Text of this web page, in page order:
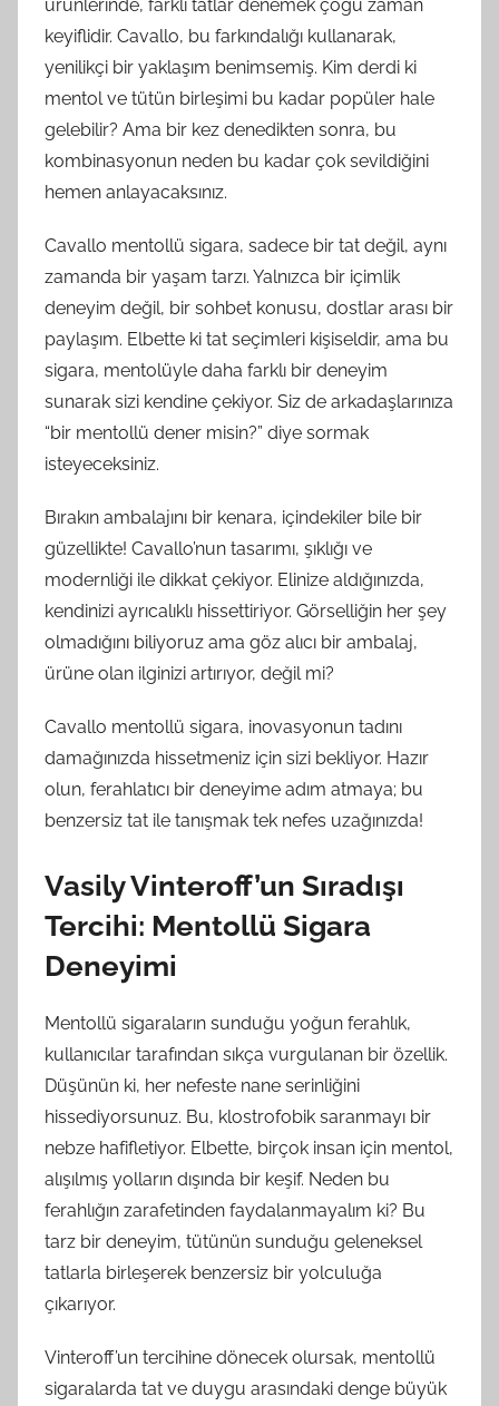
ürünlerinde, farklı tatlar denemek çoğu zaman
keyiflidir. Cavallo, bu farkındalığı kullanarak,
yenilikçi bir yaklaşım benimsemiş. Kim derdi ki
mentol ve tütün birleşimi bu kadar popüler hale
gelebilir? Ama bir kez denedikten sonra, bu
kombinasyonun neden bu kadar çok sevildiğini
hemen anlayacaksınız.
Cavallo mentollü sigara, sadece bir tat değil, aynı
zamanda bir yaşam tarzı. Yalnızca bir içimlik
deneyim değil, bir sohbet konusu, dostlar arası bir
paylaşım. Elbette ki tat seçimleri kişiseldir, ama bu
sigara, mentolüyle daha farklı bir deneyim
sunarak sizi kendine çekiyor. Siz de arkadaşlarınıza
“bir mentollü dener misin?” diye sormak
isteyeceksiniz.
Bırakın ambalajını bir kenara, içindekiler bile bir
güzellikte! Cavallo’nun tasarımı, şıklığı ve
modernliği ile dikkat çekiyor. Elinize aldığınızda,
kendinizi ayrıcalıklı hissettiriyor. Görselliğin her şey
olmadığını biliyoruz ama göz alıcı bir ambalaj,
ürüne olan ilginizi artırıyor, değil mi?
Cavallo mentollü sigara, inovasyonun tadını
damağınızda hissetmeniz için sizi bekliyor. Hazır
olun, ferahlatıcı bir deneyime adım atmaya; bu
benzersiz tat ile tanışmak tek nefes uzağınızda!
Vasily Vinteroff’un Sıradışı
Tercihi: Mentollü Sigara
Deneyimi
Mentollü sigaraların sunduğu yoğun ferahlık,
kullanıcılar tarafından sıkça vurgulanan bir özellik.
Düşünün ki, her nefeste nane serinliğini
hissediyorsunuz. Bu, klostrofobik saranmayı bir
nebze hafifletiyor. Elbette, birçok insan için mentol,
alışılmış yolların dışında bir keşif. Neden bu
ferahlığın zarafetinden faydalanmayalım ki? Bu
tarz bir deneyim, tütünün sunduğu geleneksel
tatlarla birleşerek benzersiz bir yolculuğa
çıkarıyor.
Vinteroff’un tercihine dönecek olursak, mentollü
sigaralarda tat ve duygu arasındaki denge büyük